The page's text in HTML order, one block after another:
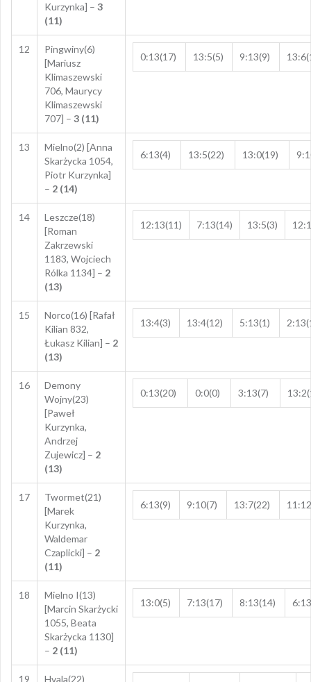
Kurzynka] – 3
(11)
12
Pingwiny(6)
[Mariusz
Klimaszewski
706, Maurycy
Klimaszewski
707] – 3 (11)
0:13(17) 13:5(5) 9:13(9)
13
Mielno(2) [Anna
Skarżycka 1054,
Piotr Kurzynka]
– 2 (14)
6:13(4) 13:5(22) 13:0(19)
14
Leszcze(18)
[Roman
Zakrzewski
1183, Wojciech
Rólka 1134] – 2
(13)
12:13(11) 7:13(14) 13:5(3)
15
Norco(16) [Rafał
Kilian 832,
Łukasz Kilian] – 2
(13)
13:4(3) 13:4(12) 5:13(1)
16
Demony
Wojny(23)
[Paweł
Kurzynka,
Andrzej
Zujewicz] – 2
(13)
0:13(20) 0:0(0) 3:13(7)
17
Twormet(21)
[Marek
Kurzynka,
Waldemar
Czaplicki] – 2
(11)
6:13(9) 9:10(7) 13:7(22)
18
Mielno I(13)
[Marcin Skarżycki
1055, Beata
Skarżycka 1130]
– 2 (11)
13:0(5) 7:13(17) 8:13(14)
19 Hvala(22)